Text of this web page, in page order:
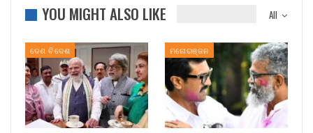
All
YOU MIGHT ALSO LIKE
ଦେଶ ବିଦେଶ ମନୋରଞ୍ଜନ